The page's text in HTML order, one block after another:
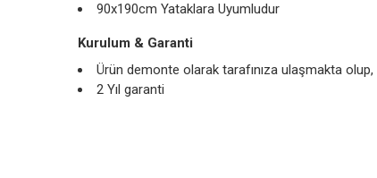
90x190cm Yataklara Uyumludur
Kurulum & Garanti
Ürün demonte olarak tarafınıza ulaşmakta
2 Yıl garanti